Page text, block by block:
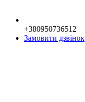
+380950736512
Замовити дзвінок